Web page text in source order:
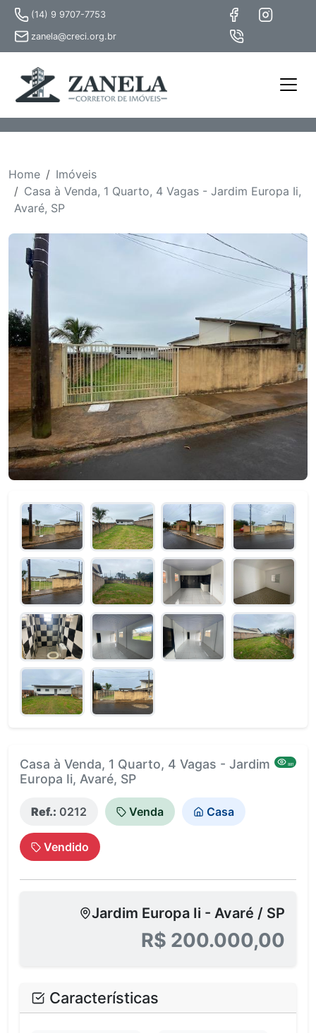
(14) 9 9707-7753
zanela@creci.org.br
Home
Imóveis
Casa à Venda, 1 Quarto, 4 Vagas - Jardim Europa Ii,
Avaré, SP
Casa à Venda, 1 Quarto, 4 Vagas - Jardim
Europa Ii, Avaré, SP
881
Ref.: 0212 Venda Casa
Vendido
Jardim Europa Ii - Avaré / SP
R$ 200.000,00
Características